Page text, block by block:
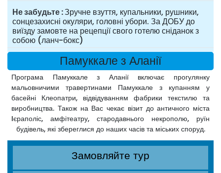
Не забудьте Зручне взуття, купальники, рушники,
сонцезахисні окуляри, головні убори. За ДОБУ до
виїзду замовте на рецепції свого готелю сніданок з
собою (ланч-бокс)
Памуккале з Аланії
Програма Памуккале з Аланії включає прогулянку
мальовничими травертинами Памуккале з купанням у
басейні Клеопатри, відвідуванням фабрики текстилю та
виробництва. Також на Вас чекає візит до античного міста
Iєраполіс, амфітеатру, стародавнього некрополю, руїн
будівель, які збереглися до наших часів та міських споруд.
Замовляйте тур